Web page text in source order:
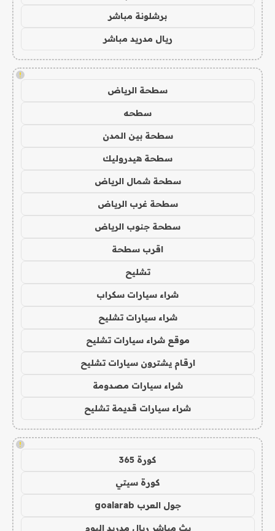
برشلونة مباشر
ريال مدريد مباشر
!
سطحة الرياض
سطحه
سطحة بين المدن
سطحة هيدروليك
سطحة شمال الرياض
سطحة غرب الرياض
سطحة جنوب الرياض
اقرب سطحة
تشليح
شراء سيارات سكراب
شراء سيارات تشليح
موقع شراء سيارات تشليح
ارقام يشترون سيارات تشليح
شراء سيارات مصدومة
شراء سيارات قديمة تشليح
!
كورة 365
كورة سيتي
جول العرب goalarab
بث مباشر ريال مدريد اليوم